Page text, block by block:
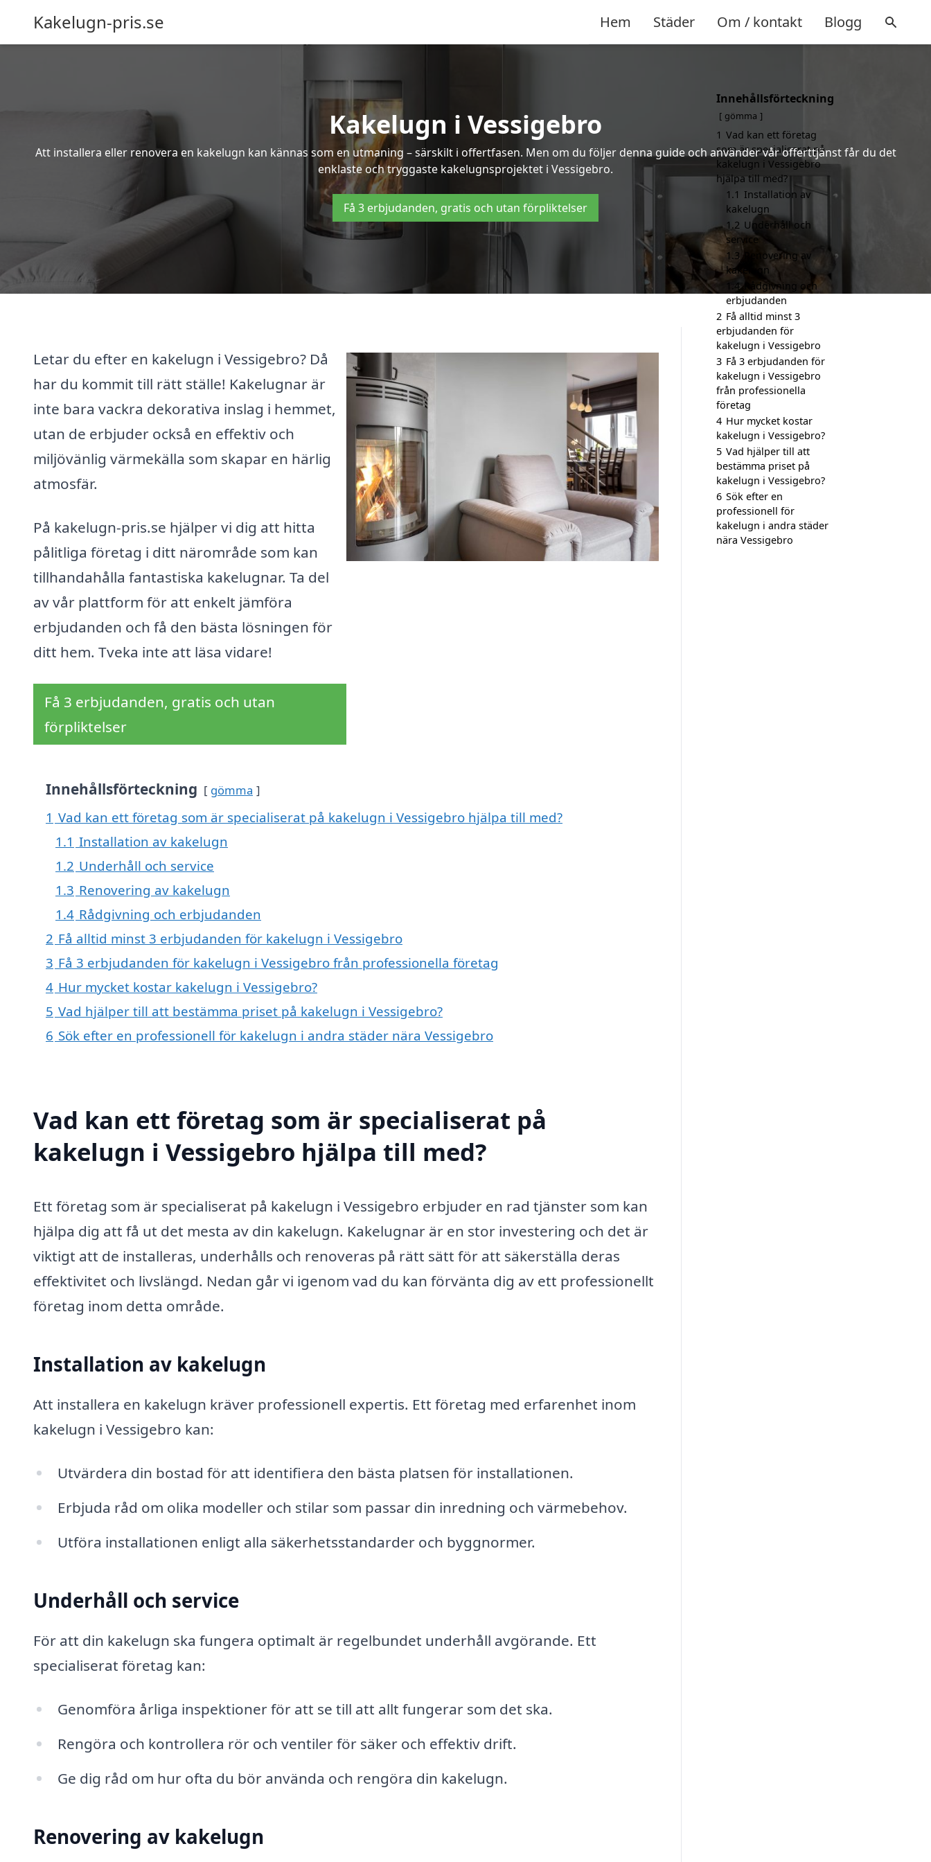
Kakelugn-pris.se Hem Städer Om / kontakt Blogg
Kakelugn i Vessigebro
Att installera eller renovera en kakelugn kan kännas som en utmaning – särskilt i offertfasen. Men om du följer denna guide och använder vår offerttjänst får du det
enklaste och tryggaste kakelugnsprojektet i Vessigebro.
Få 3 erbjudanden, gratis och utan förpliktelser
Letar du efter en kakelugn i Vessigebro? Då
har du kommit till rätt ställe! Kakelugnar är
inte bara vackra dekorativa inslag i hemmet,
utan de erbjuder också en effektiv och
miljövänlig värmekälla som skapar en härlig
atmosfär.
På kakelugn-pris.se hjälper vi dig att hitta
pålitliga företag i ditt närområde som kan
tillhandahålla fantastiska kakelugnar. Ta del
av vår plattform för att enkelt jämföra
erbjudanden och få den bästa lösningen för
ditt hem. Tveka inte att läsa vidare!
Få 3 erbjudanden, gratis och utan
förpliktelser
Innehållsförteckning gömma
1 Vad kan ett företag som är specialiserat på kakelugn i Vessigebro hjälpa till med?
1.1 Installation av kakelugn
1.2 Underhåll och service
1.3 Renovering av kakelugn
1.4 Rådgivning och erbjudanden
2 Få alltid minst 3 erbjudanden för kakelugn i Vessigebro
3 Få 3 erbjudanden för kakelugn i Vessigebro från professionella företag
4 Hur mycket kostar kakelugn i Vessigebro?
5 Vad hjälper till att bestämma priset på kakelugn i Vessigebro?
6 Sök efter en professionell för kakelugn i andra städer nära Vessigebro
Vad kan ett företag som är specialiserat på
kakelugn i Vessigebro hjälpa till med?
Ett företag som är specialiserat på kakelugn i Vessigebro erbjuder en rad tjänster som kan
hjälpa dig att få ut det mesta av din kakelugn. Kakelugnar är en stor investering och det är
viktigt att de installeras, underhålls och renoveras på rätt sätt för att säkerställa deras
effektivitet och livslängd. Nedan går vi igenom vad du kan förvänta dig av ett professionellt
företag inom detta område.
Installation av kakelugn
Att installera en kakelugn kräver professionell expertis. Ett företag med erfarenhet inom
kakelugn i Vessigebro kan:
Utvärdera din bostad för att identifiera den bästa platsen för installationen.
Erbjuda råd om olika modeller och stilar som passar din inredning och värmebehov.
Utföra installationen enligt alla säkerhetsstandarder och byggnormer.
Underhåll och service
För att din kakelugn ska fungera optimalt är regelbundet underhåll avgörande. Ett
specialiserat företag kan:
Genomföra årliga inspektioner för att se till att allt fungerar som det ska.
Rengöra och kontrollera rör och ventiler för säker och effektiv drift.
Ge dig råd om hur ofta du bör använda och rengöra din kakelugn.
Renovering av kakelugn
Innehållsförteckning
gömma
1 Vad kan ett företag
som är specialiserat på
kakelugn i Vessigebro
hjälpa till med?
1.1 Installation av
kakelugn
1.2 Underhåll och
service
1.3
Renovering av
kakelugn
1.4
Rådgivning och
erbjudanden
2 Få alltid minst 3
erbjudanden för
kakelugn i Vessigebro
3 Få 3 erbjudanden för
kakelugn i Vessigebro
från professionella
företag
4 Hur mycket kostar
kakelugn i Vessigebro?
5 Vad hjälper till att
bestämma priset på
kakelugn i Vessigebro?
6 Sök efter en
professionell för
kakelugn i andra städer
nära Vessigebro